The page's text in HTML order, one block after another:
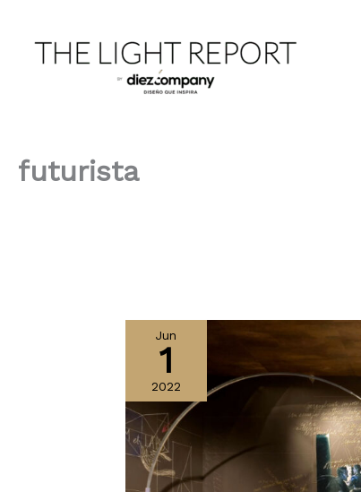
contenido
futurista
Jun
1
2022